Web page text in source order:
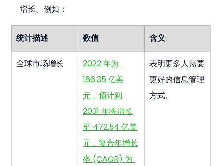
增长。例如：
统计描述 数值 含义
全球市场增长
2022 年为
166.35 亿美
元，预计到
2031 年将增长
至 472.54 亿美
元，复合年增长
率 (CAGR) 为
表明更多人需要
更好的信息管理
方式。